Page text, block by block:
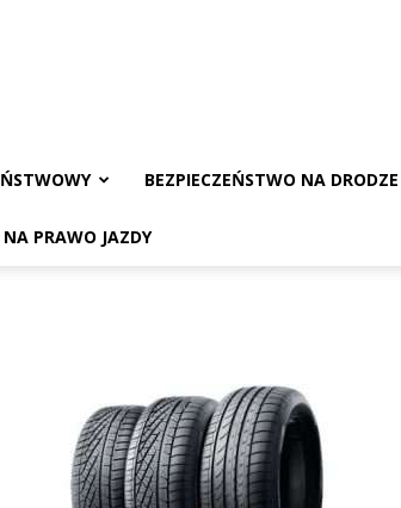
BEZPIECZEŃSTWO NA DRODZE
PRAWO JAZDY